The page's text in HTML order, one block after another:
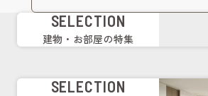
SELECTION
建物・お部屋の特集
SELECTION